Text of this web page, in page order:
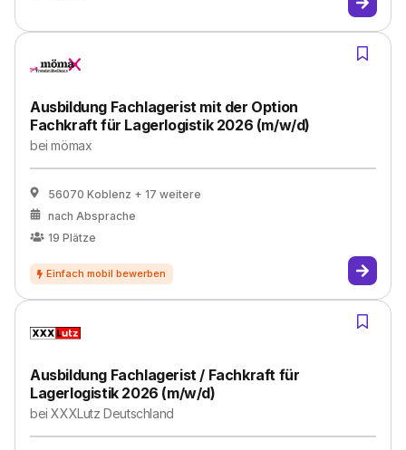
Ausbildung Fachlagerist mit der Option
Fachkraft für Lagerlogistik 2026 (m/w/d)
beimömax
56070 Koblenz + 17 weitere
nach Absprache
19 Plätze
Ausbildung Fachlagerist / Fachkraft für
Lagerlogistik 2026 (m/w/d)
beiXXXLutz Deutschland